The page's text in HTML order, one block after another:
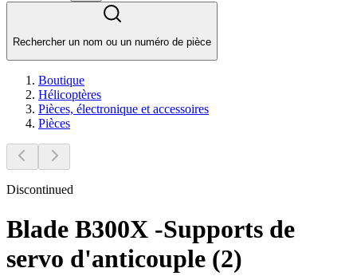
Rechercher un nom ou un numéro de pièce
Boutique
Hélicoptères
Pièces, électronique et accessoires
Pièces
Discontinued
Blade B300X -Supports de
servo d'anticouple (2)